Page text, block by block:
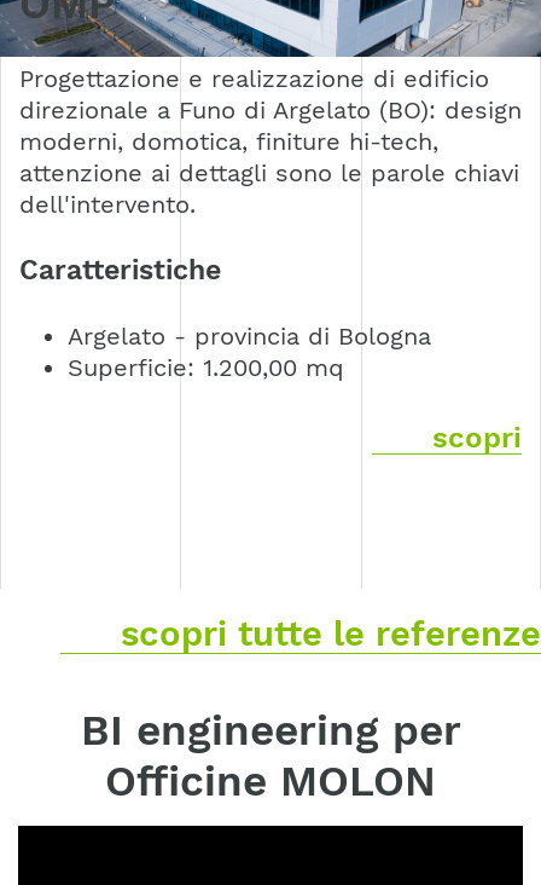
Progettazione e realizzazione di edificio
direzionale a Funo di Argelato (BO): design
moderni, domotica, finiture hi-tech,
attenzione ai dettagli sono le parole chiavi
dell'intervento.
Caratteristiche
Argelato - provincia di Bologna
Superficie: 1.200,00 mq
scopri
scopri tutte le referenze
BI engineering per
Officine MOLON